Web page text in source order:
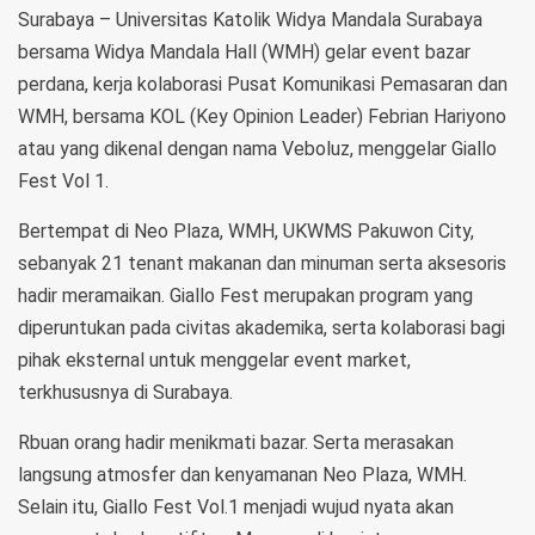
Surabaya – Universitas Katolik Widya Mandala Surabaya
bersama Widya Mandala Hall (WMH) gelar event bazar
perdana, kerja kolaborasi Pusat Komunikasi Pemasaran dan
WMH, bersama KOL (Key Opinion Leader) Febrian Hariyono
atau yang dikenal dengan nama Veboluz, menggelar Giallo
Fest Vol 1.
Bertempat di Neo Plaza, WMH, UKWMS Pakuwon City,
sebanyak 21 tenant makanan dan minuman serta aksesoris
hadir meramaikan. Giallo Fest merupakan program yang
diperuntukan pada civitas akademika, serta kolaborasi bagi
pihak eksternal untuk menggelar event market,
terkhususnya di Surabaya.
Rbuan orang hadir menikmati bazar. Serta merasakan
langsung atmosfer dan kenyamanan Neo Plaza, WMH.
Selain itu, Giallo Fest Vol.1 menjadi wujud nyata akan